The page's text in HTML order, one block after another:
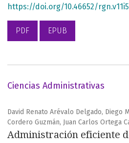
https://doi.org/10.46652/
PDF EPUB
Ciencias Administrativas
David Renato Arévalo Delgado, Diego
Cordero Guzmán, Juan Carlos Ortega
Administración eficiente